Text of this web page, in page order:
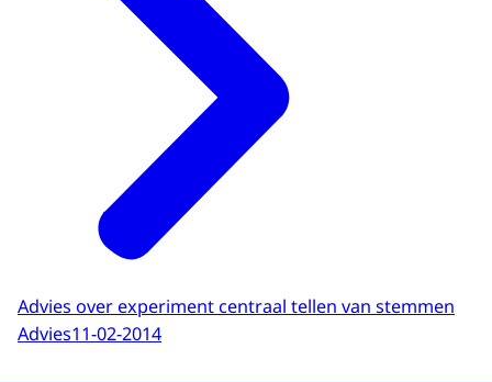
Advies over experiment centraal tellen van stemmen
Advies11-02-2014